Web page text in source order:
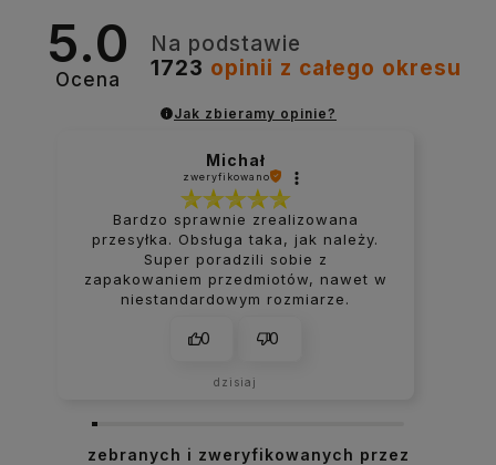
5.0
Ocena
Na podstawie
1723 opinii z całego okresu
Jak zbieramy opinie?
Michał
zweryfikowano
Bardzo sprawnie zrealizowana
przesyłka. Obsługa taka, jak należy.
Super poradzili sobie z
zapakowaniem przedmiotów, nawet w
niestandardowym rozmiarze.
0 0
dzisiaj
zebranych i zweryfikowanych przez